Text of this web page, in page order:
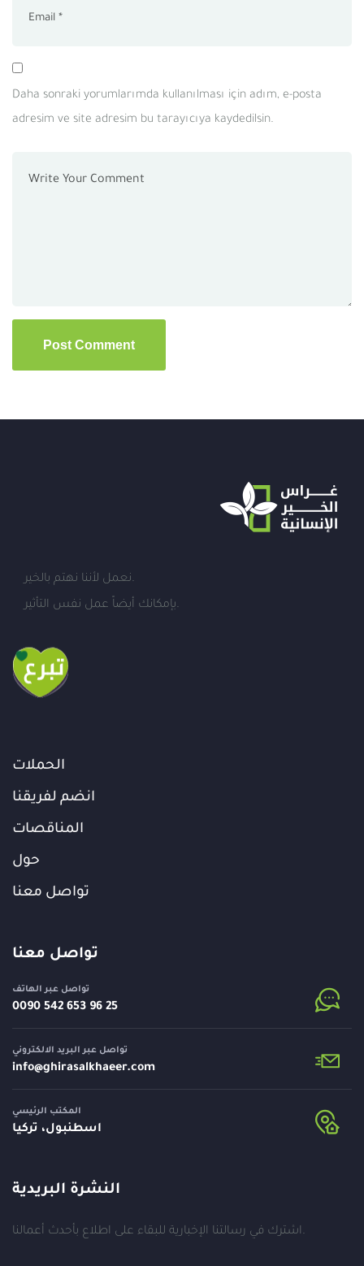
Daha sonraki yorumlarımda kullanılması için adım, e-posta
adresim ve site adresim bu tarayıcıya kaydedilsin.
نعمل لأننا نهتم بالخير.
بإمكانك أيضاً عمل نفس التأثير.
الحملات
انضم لفريقنا
المناقصات
حول
تواصل معنا
تواصل معنا
تواصل عبر الهاتف
⁦0090 542 653 96 25⁩
تواصل عبر البريد الالكتروني
info@ghirasalkhaeer.com
المكتب الرئيسي
اسطنبول، تركيا
النشرة البريدية
اشترك في رسالتنا الإخبارية للبقاء على اطلاع بأحدث أعمالنا.